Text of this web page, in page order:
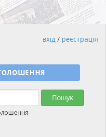
Пошук
вхід / реєстрація